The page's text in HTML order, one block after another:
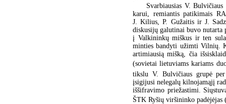
Svarbiausias V.
karui, remiantis patikimais
J. Kilius, P. Gužaitis ir J.
diskusijų galutinai buvo nutarta
į Valkininkų miškus ir ten
minties bandyti užimti Vilnių.
artimiausią mišką, čia
(sovietai lietuviams kariams
tikslu V. Bulvičiaus grupė
įsigijusi nelegalų kilnojamąjį
iššifravimo priežastimi.
ŠTK Ryšių viršininko padėjėjas